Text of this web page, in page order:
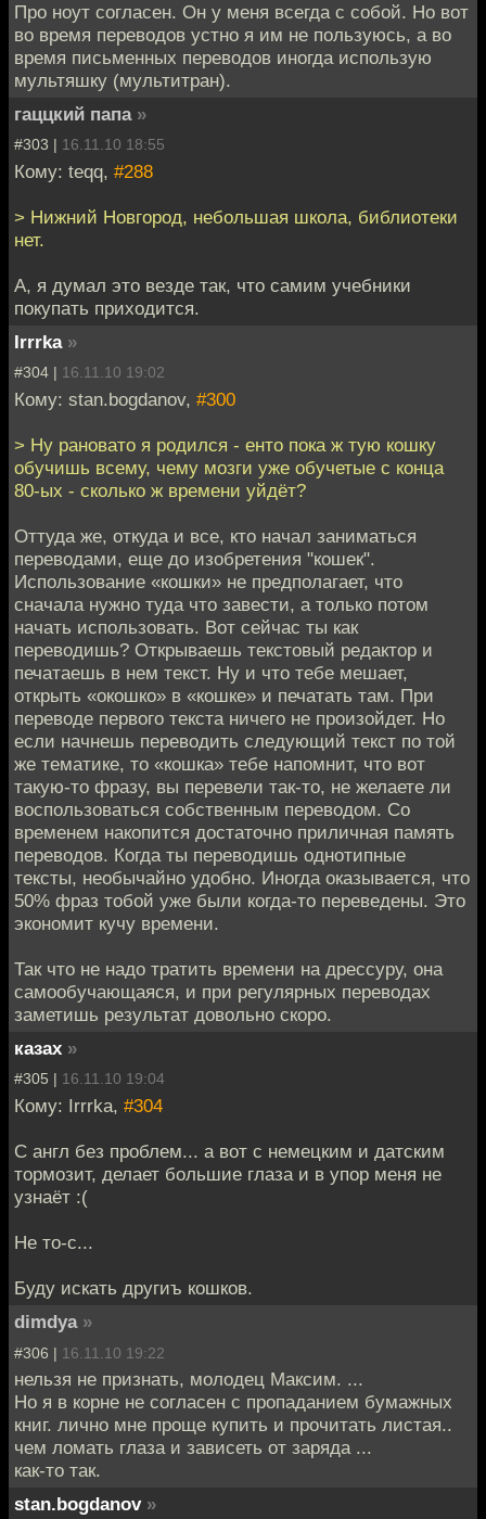
Про ноут согласен. Он у меня всегда с собой. Но вот
во время переводов устно я им не пользуюсь, а во
время письменных переводов иногда использую
мультяшку (мультитран).
гаццкий папа »
#303 | 16.11.10 18:55
Кому: teqq, #288
> Нижний Новгород, небольшая школа, библиотеки
нет.
А, я думал это везде так, что самим учебники
покупать приходится.
Irrrka »
#304 | 16.11.10 19:02
Кому: stan.bogdanov, #300
> Ну рановато я родился - енто пока ж тую кошку
обучишь всему, чему мозги уже обучетые с конца
80-ых - сколько ж времени уйдёт?
Оттуда же, откуда и все, кто начал заниматься
переводами, еще до изобретения "кошек".
Использование «кошки» не предполагает, что
сначала нужно туда что завести, а только потом
начать использовать. Вот сейчас ты как
переводишь? Открываешь текстовый редактор и
печатаешь в нем текст. Ну и что тебе мешает,
открыть «окошко» в «кошке» и печатать там. При
переводе первого текста ничего не произойдет. Но
если начнешь переводить следующий текст по той
же тематике, то «кошка» тебе напомнит, что вот
такую-то фразу, вы перевели так-то, не желаете ли
воспользоваться собственным переводом. Со
временем накопится достаточно приличная память
переводов. Когда ты переводишь однотипные
тексты, необычайно удобно. Иногда оказывается, что
50% фраз тобой уже были когда-то переведены. Это
экономит кучу времени.
Так что не надо тратить времени на дрессуру, она
самообучающаяся, и при регулярных переводах
заметишь результат довольно скоро.
казах »
#305 | 16.11.10 19:04
Кому: Irrrka, #304
С англ без проблем... а вот с немецким и датским
тормозит, делает большие глаза и в упор меня не
узнаёт :(
Не то-с...
Буду искать другиъ кошков.
dimdya »
#306 | 16.11.10 19:22
нельзя не признать, молодец Максим. ...
Но я в корне не согласен с пропаданием бумажных
книг. лично мне проще купить и прочитать листая..
чем ломать глаза и зависеть от заряда ...
как-то так.
stan.bogdanov »